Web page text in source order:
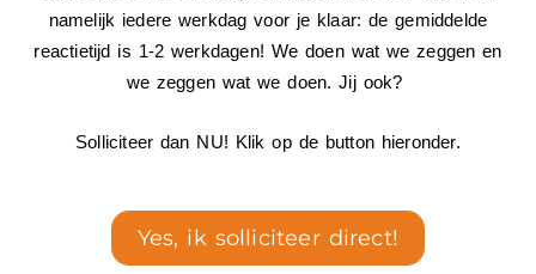
namelijk iedere werkdag voor je klaar: de gemiddelde
reactietijd is 1-2 werkdagen! We doen wat we zeggen en
we zeggen wat we doen. Jij ook?
Solliciteer dan NU! Klik op de button hieronder.
Yes, ik solliciteer direct!